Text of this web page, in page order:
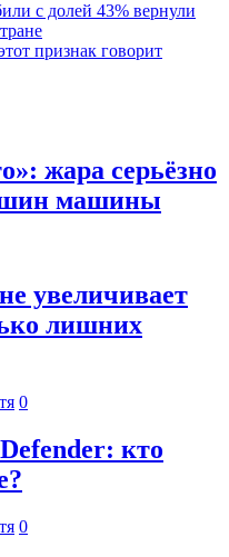
с долей 43% вернули
признак говорит
жара серьёзно
шин машины
увеличивает
лишних
0
кто
0